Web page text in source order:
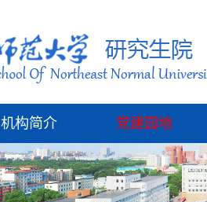
机构简介 党建园地